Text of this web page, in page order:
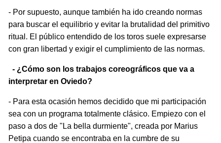
- Por supuesto, aunque también ha ido creando normas
para buscar el equilibrio y evitar la brutalidad del primitivo
ritual. El público entendido de los toros suele expresarse
con gran libertad y exigir el cumplimiento de las normas.
- ¿Cómo son los trabajos coreográficos que va a
interpretar en Oviedo?
- Para esta ocasión hemos decidido que mi participación
sea con un programa totalmente clásico. Empiezo con el
paso a dos de "La bella durmiente", creada por Marius
Petipa cuando se encontraba en la cumbre de su